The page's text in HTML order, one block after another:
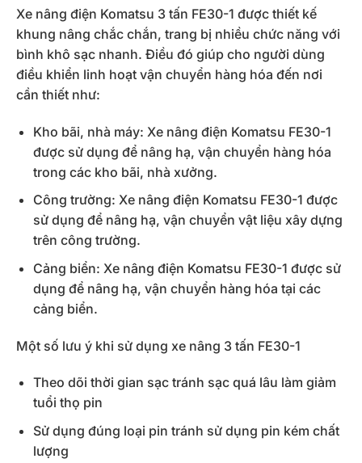
Xe nâng điện Komatsu 3 tấn FE30-1 được thiết kế
khung nâng chắc chắn, trang bị nhiều chức năng với
bình khô sạc nhanh. Điều đó giúp cho người dùng
điều khiển linh hoạt vận chuyển hàng hóa đến nơi
cần thiết như:
Kho bãi, nhà máy: Xe nâng điện Komatsu FE30-1
được sử dụng để nâng hạ, vận chuyển hàng hóa
trong các kho bãi, nhà xưởng.
Công trường: Xe nâng điện Komatsu FE30-1 được
sử dụng để nâng hạ, vận chuyển vật liệu xây dựng
trên công trường.
Cảng biển: Xe nâng điện Komatsu FE30-1 được sử
dụng để nâng hạ, vận chuyển hàng hóa tại các
cảng biển.
Một số lưu ý khi sử dụng xe nâng 3 tấn FE30-1
Theo dõi thời gian sạc tránh sạc quá lâu làm giảm
tuổi thọ pin
Sử dụng đúng loại pin tránh sử dụng pin kém chất
lượng